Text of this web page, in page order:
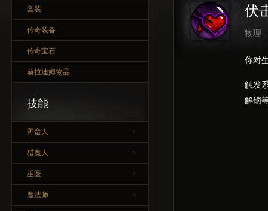
套装
传奇装备
传奇宝石
赫拉迪姆物品
技能
野蛮人 >
猎魔人 >
巫医 >
魔法师 >
伏
物理
你对
触发
解锁